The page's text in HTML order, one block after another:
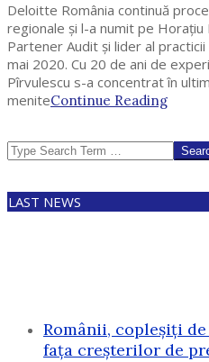
Deloitte România continuă
regionale și l-a numit pe Horațiu
Partener Audit și lider al
mai 2020. Cu 20 de ani de
Pîrvulescu s-a concentrat în
meniteContinue Reading
Search
LAST NEWS
Românii, copleșiți
fața creșterilor de